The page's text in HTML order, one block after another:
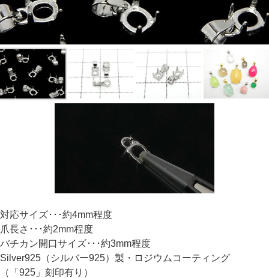
対応サイズ･･･約4mm程度
爪長さ･･･約2mm程度
バチカン開口サイズ･･･約3mm程度
Silver925（シルバー925）製・ロジウムコーティング
（「925」刻印有り）